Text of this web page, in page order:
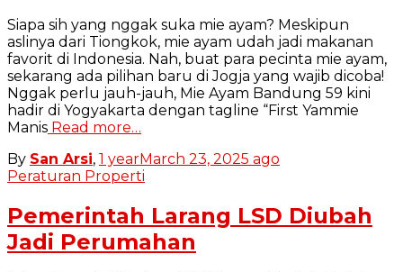
Siapa sih yang nggak suka mie ayam? Meskipun
aslinya dari Tiongkok, mie ayam udah jadi makanan
favorit di Indonesia. Nah, buat para pecinta mie ayam,
sekarang ada pilihan baru di Jogja yang wajib dicoba!
Nggak perlu jauh-jauh, Mie Ayam Bandung 59 kini
hadir di Yogyakarta dengan tagline “First Yammie
Manis Read more…
By San Arsi, 1 yearMarch 23, 2025 ago
Peraturan Properti
Pemerintah Larang LSD Diubah
Jadi Perumahan